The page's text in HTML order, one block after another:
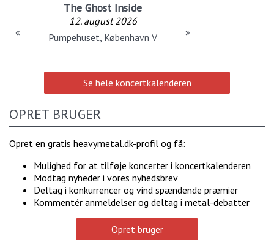
The Ghost Inside
12. august 2026
Pumpehuset, København V
« »
Se hele koncertkalenderen
OPRET BRUGER
Opret en gratis heavymetal.dk-profil og få:
Mulighed for at tilføje koncerter i koncertkalenderen
Modtag nyheder i vores nyhedsbrev
Deltag i konkurrencer og vind spændende præmier
Kommentér anmeldelser og deltag i metal-debatter
Opret bruger